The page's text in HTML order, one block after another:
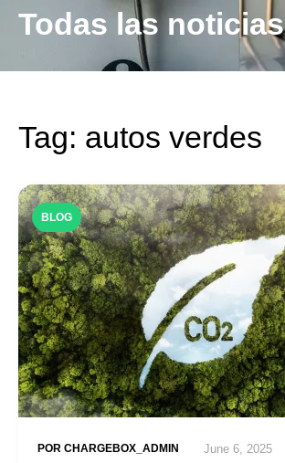
Todas las noticias
Tag: autos verdes
BLOG
POR CHARGEBOX_ADMIN June 6, 2025